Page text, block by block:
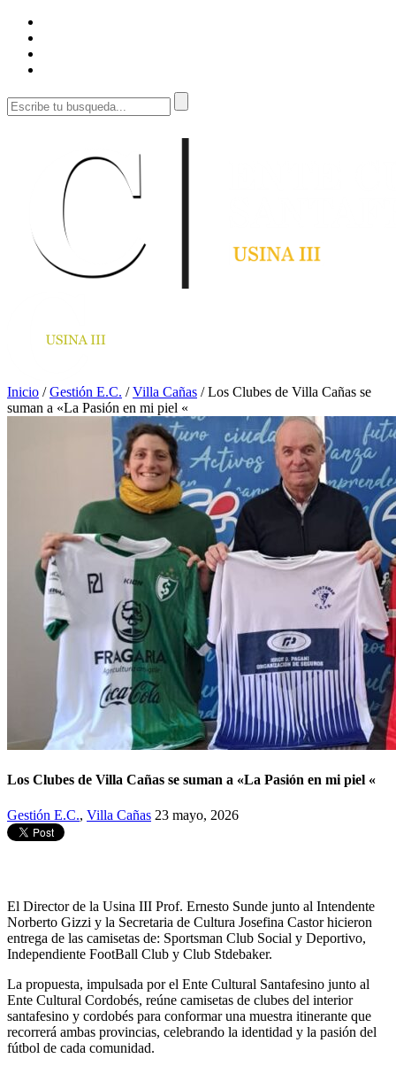
Inicio /Gestión E.C. /Villa Cañas /Los Clubes de Villa Cañas se
suman a «La Pasión en mi piel «
Los Clubes de Villa Cañas se suman a «La Pasión en mi piel «
Gestión E.C., Villa Cañas 23 mayo, 2026
El Director de la Usina III Prof. Ernesto Sunde junto al Intendente
Norberto Gizzi y la Secretaria de Cultura Josefina Castor hicieron
entrega de las camisetas de: Sportsman Club Social y Deportivo,
Independiente FootBall Club y Club Stdebaker.
La propuesta, impulsada por el Ente Cultural Santafesino junto al
Ente Cultural Cordobés, reúne camisetas de clubes del interior
santafesino y cordobés para conformar una muestra itinerante que
recorrerá ambas provincias, celebrando la identidad y la pasión del
fútbol de cada comunidad.